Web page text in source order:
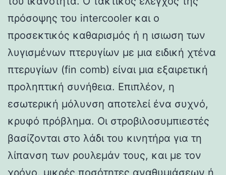
πρόσοψης του intercooler και ο
προσεκτικός καθαρισμός ή η ισιωση των
λυγισμένων πτερυγίων με μια ειδική χτένα
πτερυγίων (fin comb) είναι μια εξαιρετική
προληπτική συνήθεια. Επιπλέον, η
εσωτερική μόλυνση αποτελεί ένα συχνό,
κρυφό πρόβλημα. Οι στροβιλοσυμπιεστές
βασίζονται στο λάδι του κινητήρα για τη
λίπανση των ρουλεμάν τους, και με τον
χρόνο, μικρές ποσότητες αναθυμιάσεων ή